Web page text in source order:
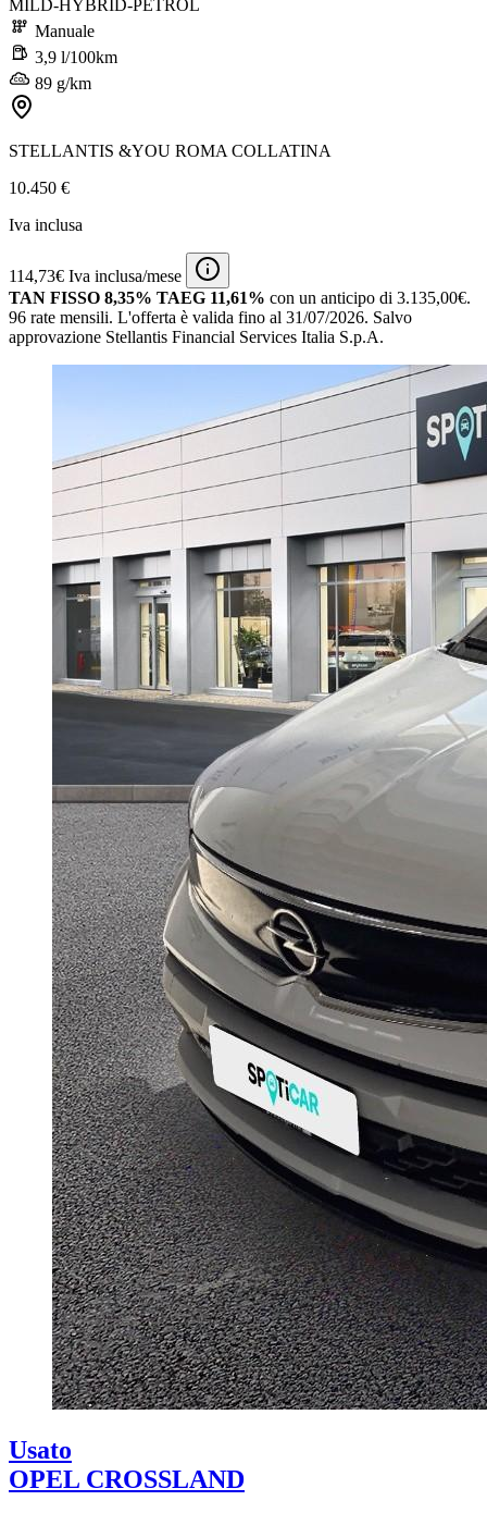
MILD-HYBRID-PETROL
Manuale
3,9 l/100km
89 g/km
STELLANTIS &YOU ROMA COLLATINA
10.450 €
Iva inclusa
114,73€ Iva inclusa/mese
TAN FISSO 8,35% TAEG 11,61% con un anticipo di 3.135,00€.
96 rate mensili. L'offerta è valida fino al 31/07/2026. Salvo
approvazione Stellantis Financial Services Italia S.p.A.
Usato
OPEL CROSSLAND